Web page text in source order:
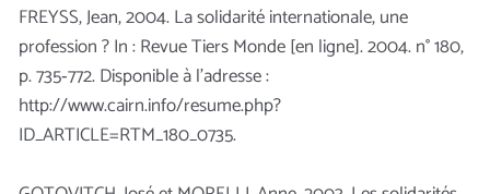
FREYSS, Jean, 2004. La solidarité internationale, une
profession ? In : Revue Tiers Monde [en ligne]. 2004. n° 180,
p. 735‑772. Disponible à l’adresse :
http://www.cairn.info/resume.php?
ID_ARTICLE=RTM_180_0735.